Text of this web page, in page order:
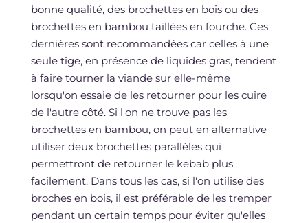
bonne qualité, des brochettes en bois ou des
brochettes en bambou taillées en fourche. Ces
dernières sont recommandées car celles à une
seule tige, en présence de liquides gras, tendent
à faire tourner la viande sur elle-même
lorsqu'on essaie de les retourner pour les cuire
de l'autre côté. Si l'on ne trouve pas les
brochettes en bambou, on peut en alternative
utiliser deux brochettes parallèles qui
permettront de retourner le kebab plus
facilement. Dans tous les cas, si l'on utilise des
broches en bois, il est préférable de les tremper
pendant un certain temps pour éviter qu'elles